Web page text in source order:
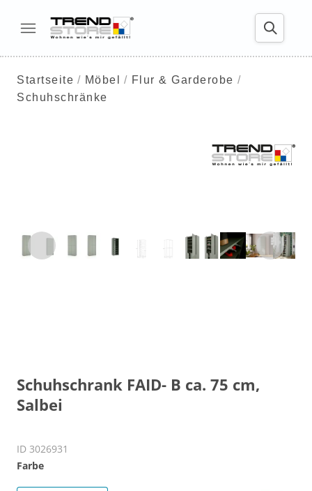
Startseite Möbel
Flur & Garderobe
Schuhschränke
Schuhschrank FAID- B ca. 75 cm,
Salbei
ID 3026931
Farbe